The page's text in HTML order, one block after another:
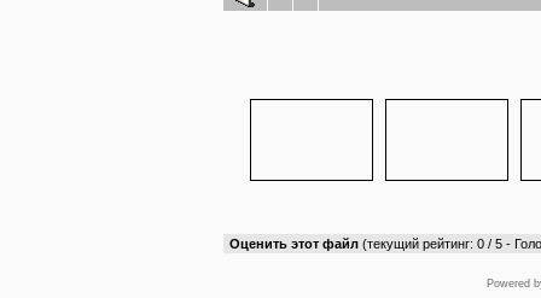
Оценить этот файл (текущий рейтинг: 0 / 5 -
Powered